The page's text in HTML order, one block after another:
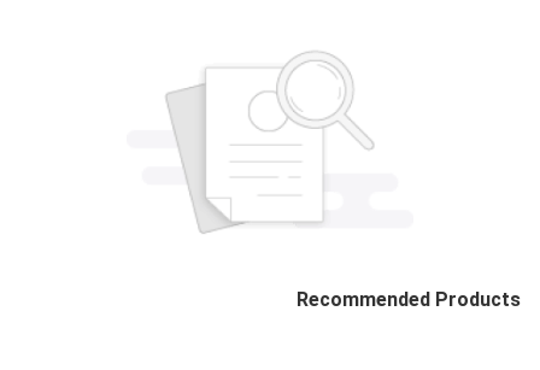
Recommended Products